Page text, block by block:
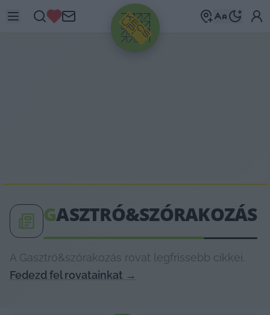
HIRDETÉS
GASZTRÓ&SZÓRAKOZÁS
A Gasztró&szórakozás rovat legfrissebb cikkei.
Fedezd fel rovatainkat →